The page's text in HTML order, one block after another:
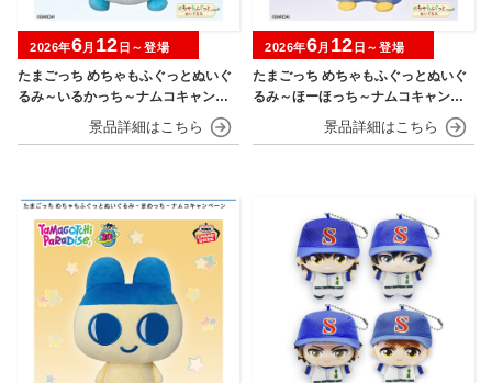
たまごっち めちゃもふぐっとぬいぐ
るみ～いるかっち～ナムコキャンペ
2026年6月 12 日～登場
たまごっち めちゃもふぐっとぬいぐ
るみ～ほーほっち～ナムコキャンペ
2026年6月 12 日～登場